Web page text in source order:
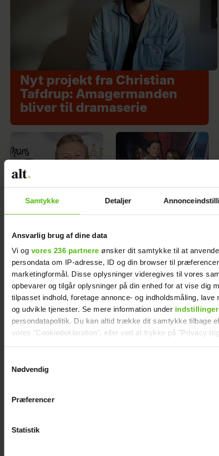
Samtykke Detaljer
Ansvarlig brug af dine data
Vi og vores 236 partnere ønsker dit samtykke til at
persondata om IP-adresse, ID og din browser til
marketingformål. Disse oplysninger videregives til vores
opbevarer og tilgår oplysninger på din enhed for at vise dig
tilpasset indhold, foretage annonce- og indholdsmåling, lave
og udvikle tjenester. Se mere information under indstillinger
persondatapolitik. Du kan altid trække dit samtykke tilbage
vores "Cookiedeklaration", eller ved at trykke på "Privacy
Vi anvender egne cookies og cookies fra tredjeparter til at
generere statistik og huske dine præferencer samt til brug
Nødvendig
Præferencer
Statistik
Nyt projekt fra Christian
Tafdrup: Amagermanden
bliver til dramaserie
Albert Harson
åbner op: Sådan
var det at kysse en
mand
Efter lang pause:
Nu bryder Jackie
Navarro tavsheden
med stor afsløring